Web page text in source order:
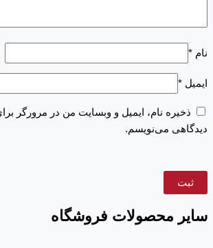
نام *
ایمیل *
ذخیره نام، ایمیل و وبسایت من در مرورگر
دیدگاهی می‌نویسم.
سایر محصولات فروشگاه